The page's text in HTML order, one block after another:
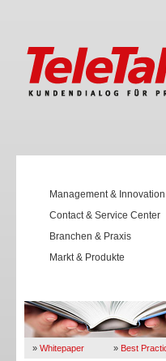
Management & Innovation
Contact & Service Center
Branchen & Praxis
Markt & Produkte
» Whitepaper » Best